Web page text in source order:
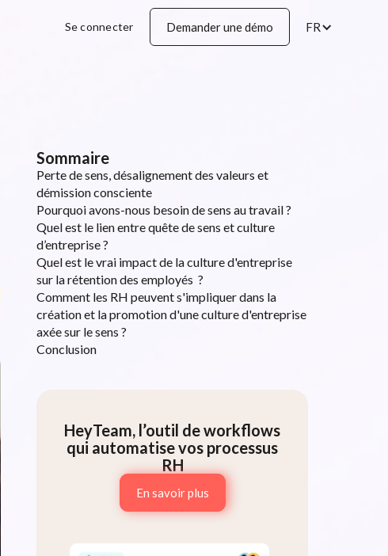
Se connecter Demander une démo FR
Sommaire
Perte de sens, désalignement des valeurs et
démission consciente
Pourquoi avons-nous besoin de sens au travail ?
Quel est le lien entre quête de sens et culture
d’entreprise ?
Quel est le vrai impact de la culture d'entreprise
sur la rétention des employés ?
Comment les RH peuvent s'impliquer dans la
création et la promotion d'une culture d'entreprise
axée sur le sens ?
Conclusion
HeyTeam, l’outil de workflows
qui automatise vos processus
RH
En savoir plus